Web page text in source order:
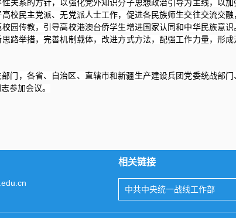
关系的方针，以强化党外知识分子思想政治引导为主线，以加
校民主党派、无党派人士工作，促进各民族师生交往交流交
园传教，引导高校港澳台侨学生增进国家认同和中华民族意
路举措，完善机制载体，改进方式方法，配强工作力量，形
门，各省、自治区、直辖市和新疆生产建设兵团党委统战部
参加会议。
相关链接
中共中央统一战线工作部